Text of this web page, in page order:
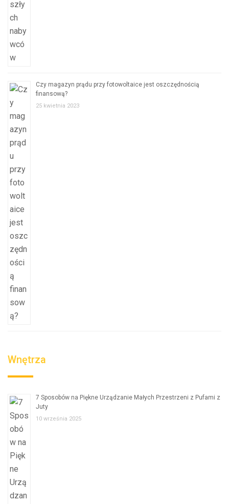
Czy magazyn prądu przy fotowoltaice jest oszczędnością
finansową?
25 kwietnia 2023
Wnętrza
7 Sposobów na Piękne Urządzanie Małych Przestrzeni z Pufami z
Juty
10 września 2025